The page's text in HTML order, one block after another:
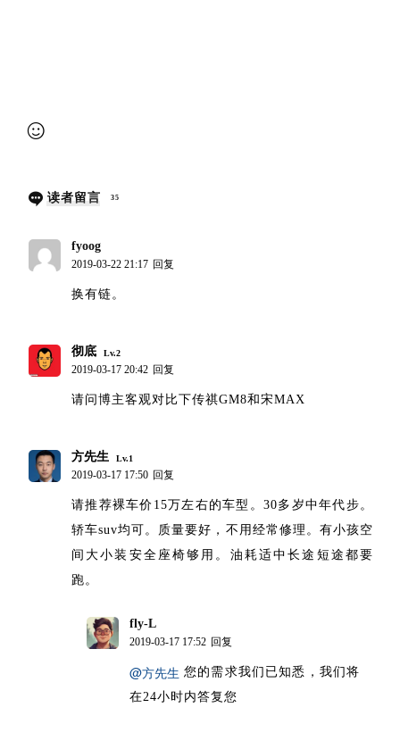
读者留言 35
fyoog
2019-03-22 21:17 回复
换有链。
彻底 Lv.2
2019-03-17 20:42 回复
请问博主客观对比下传祺GM8和宋MAX
方先生 Lv.1
2019-03-17 17:50 回复
请推荐裸车价15万左右的车型。30多岁中年代步。
轿车suv均可。质量要好，不用经常修理。有小孩空
间大小装安全座椅够用。油耗适中长途短途都要
跑。
fly-L
2019-03-17 17:52 回复
@方先生 您的需求我们已知悉，我们将
在24小时内答复您